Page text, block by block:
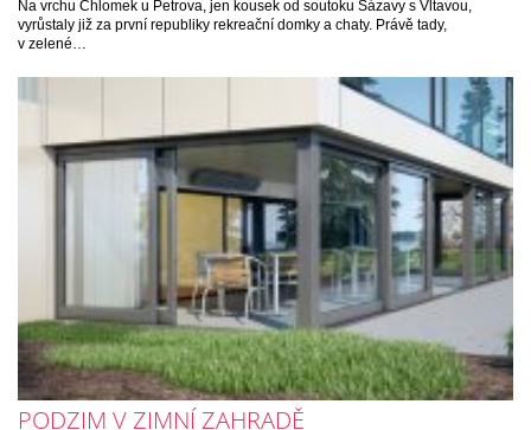
Na vrchu Chlomek u Petrova, jen kousek od soutoku Sázavy s Vltavou,
vyrůstaly již za první republiky rekreační domky a chaty. Právě tady,
v zelené…
PODZIM V ZIMNÍ ZAHRADĚ